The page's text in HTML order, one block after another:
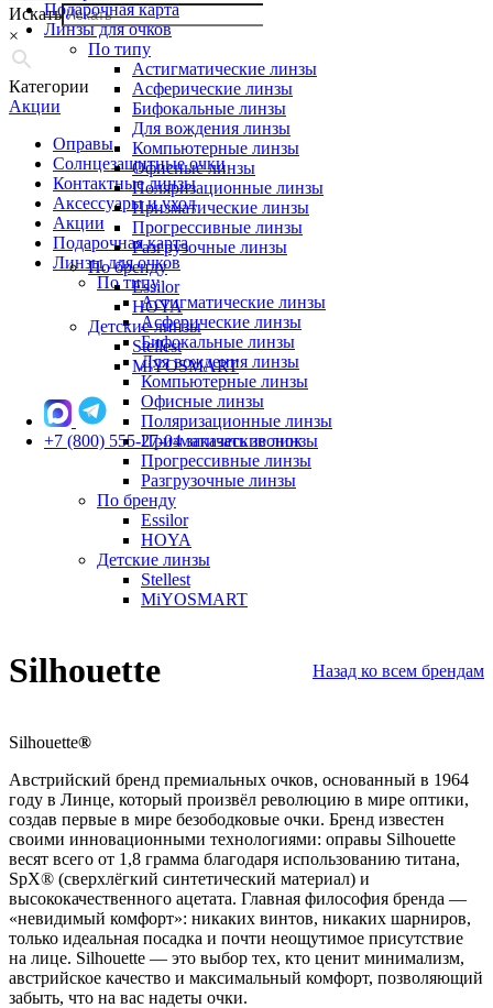
Искать
×
Категории
Акции
Оправы
Солнцезащитные очки
Контактные линзы
Аксессуары и уход
Акции
Подарочная карта
Линзы для очков
По типу
Астигматические линзы
Асферические линзы
Бифокальные линзы
Для вождения линзы
Компьютерные линзы
Офисные линзы
Поляризационные линзы
Призматические линзы
Прогрессивные линзы
Разгрузочные линзы
По бренду
Essilor
HOYA
Детские линзы
Stellest
MiYOSMART
Подарочная карта
Линзы для очков
По типу
Астигматические линзы
Асферические линзы
Бифокальные линзы
Для вождения линзы
Компьютерные линзы
Офисные линзы
Поляризационные линзы
Призматические линзы
Прогрессивные линзы
Разгрузочные линзы
По бренду
Essilor
HOYA
Детские линзы
Stellest
MiYOSMART
+7 (800) 555-27-04 заказать звонок
Silhouette Назад ко всем брендам
Silhouette®
Австрийский бренд премиальных очков, основанный в 1964
году в Линце, который произвёл революцию в мире оптики,
создав первые в мире безободковые очки. Бренд известен
своими инновационными технологиями: оправы Silhouette
весят всего от 1,8 грамма благодаря использованию титана,
SpX® (сверхлёгкий синтетический материал) и
высококачественного ацетата. Главная философия бренда —
«невидимый комфорт»: никаких винтов, никаких шарниров,
только идеальная посадка и почти неощутимое присутствие
на лице. Silhouette — это выбор тех, кто ценит минимализм,
австрийское качество и максимальный комфорт, позволяющий
забыть, что на вас надеты очки.